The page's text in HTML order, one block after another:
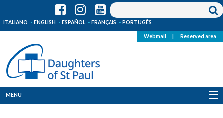
ITALIANO ENGLISH ESPAÑOL FRANÇAIS PORTUGÊS
Webmail Reserved area
MENU